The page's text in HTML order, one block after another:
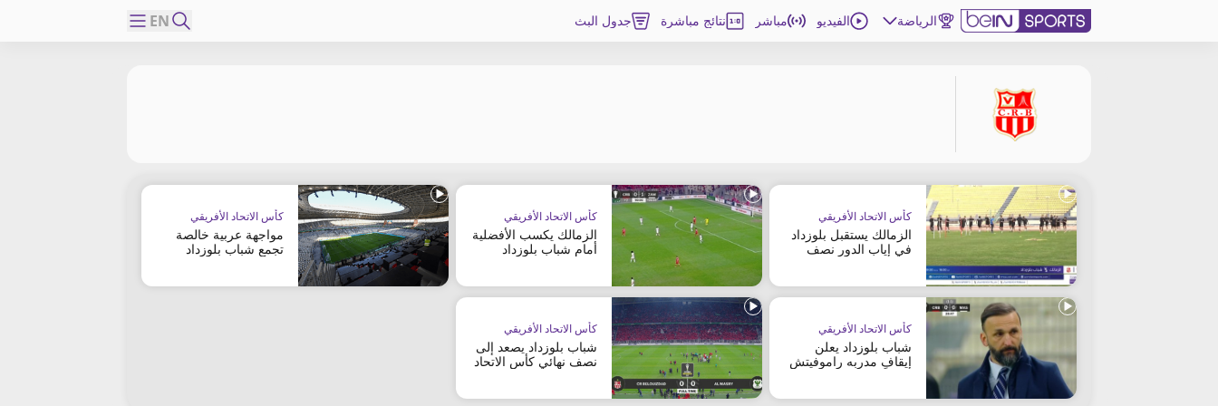
الرياضة الفيديو مباشر نتائج مباشرة جدول البث EN
EN
انضم إلى قائمة النشرة الإخبارية
beIN CONNECT
beIN MEDIA GROUP
الأسئلة الأكثر شيوعاً
كأس الاتحاد الأفريقي
الزمالك يستقبل بلوزداد
في إياب الدور نصف
كأس الاتحاد الأفريقي
الزمالك يكسب الأفضلية
أمام شباب بلوزداد
كأس الاتحاد الأفريقي
مواجهة عربية خالصة
تجمع شباب بلوزداد
كأس الاتحاد الأفريقي
شباب بلوزداد يعلن
إيقاف مدربه راموفيتش
كأس الاتحاد الأفريقي
شباب بلوزداد يصعد إلى
نصف نهائي كأس الاتحاد